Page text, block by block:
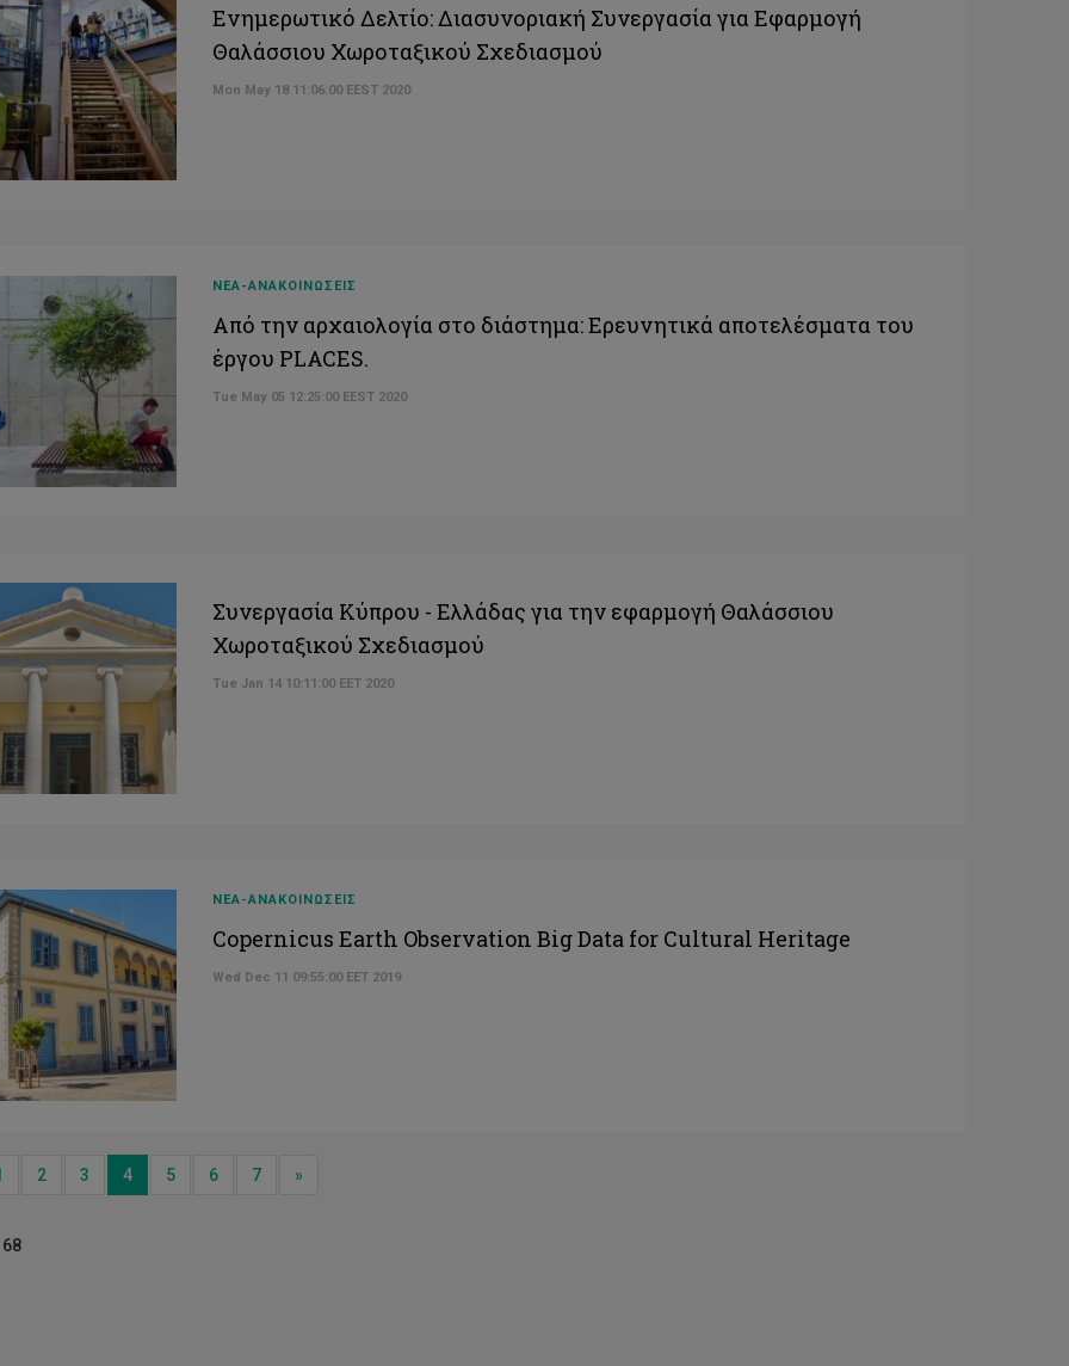
Ενημερωτικό Δελτίο: Διασυνοριακή Συνεργασία για Εφαρμογή
Θαλάσσιου Χωροταξικού Σχεδιασμού
Mon May 18 11:06:00 EEST 2020
ΝΕΑ-ΑΝΑΚΟΙΝΩΣΕΙΣ
Από την αρχαιολογία στο διάστημα: Ερευνητικά αποτελέσματα του
έργου PLACES.
Tue May 05 12:25:00 EEST 2020
Συνεργασία Κύπρου - Ελλάδας για την εφαρμογή Θαλάσσιου
Χωροταξικού Σχεδιασμού
Tue Jan 14 10:11:00 EET 2020
ΝΕΑ-ΑΝΑΚΟΙΝΩΣΕΙΣ
Copernicus Earth Observation Big Data for Cultural Heritage
Wed Dec 11 09:55:00 EET 2019
2 3 4 5 6 7 »Next